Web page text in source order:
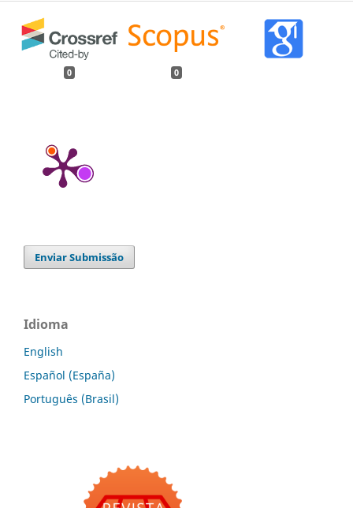
0 0
Enviar Submissão
Idioma
English
Español (España)
Português (Brasil)